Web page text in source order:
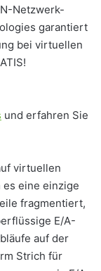
Netzwerk-
garantiert
bei virtuellen
und erfahren Sie
virtuellen
es eine einzige
fragmentiert,
E/A-
auf der
Strich für